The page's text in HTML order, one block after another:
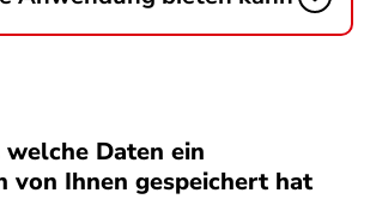
Daten ein
von Ihnen gespeichert hat